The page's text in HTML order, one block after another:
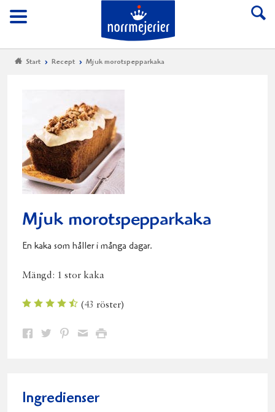
Meny
Till Norrmejerier
Start Recept Mjuk morotspepparkaka
Mjuk morotspepparkaka
En kaka som håller i många dagar.
Mängd: 1 stor kaka
(43 röster)
Dela Dela Dela DelaSkriv
Ingredienser